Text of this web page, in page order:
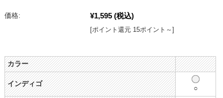
価格: ¥1,595 (税込)
[ポイント還元 15ポイント～]
カラー
インディゴ
○